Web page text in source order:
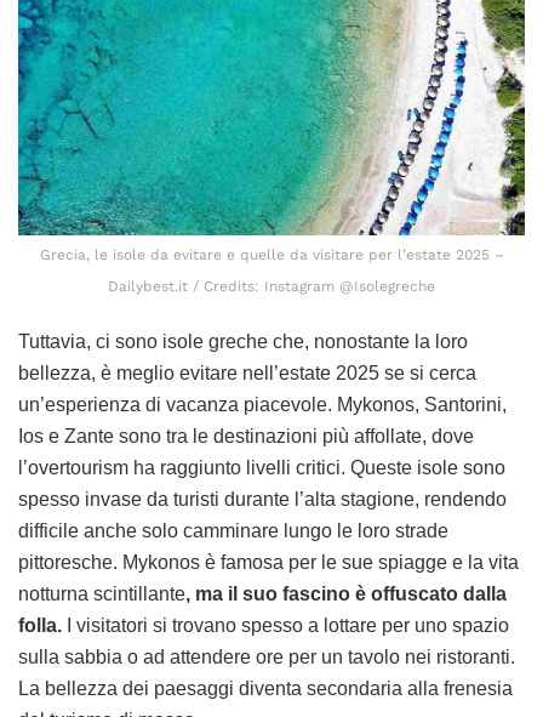
Grecia, le isole da evitare e quelle da visitare per l’estate 2025 –
Dailybest.it / Credits: Instagram @Isolegreche
Tuttavia, ci sono isole greche che, nonostante la loro
bellezza, è meglio evitare nell’estate 2025 se si cerca
un’esperienza di vacanza piacevole. Mykonos, Santorini,
Ios e Zante sono tra le destinazioni più affollate, dove
l’overtourism ha raggiunto livelli critici. Queste isole sono
spesso invase da turisti durante l’alta stagione, rendendo
difficile anche solo camminare lungo le loro strade
pittoresche. Mykonos è famosa per le sue spiagge e la vita
notturna scintillante, ma il suo fascino è offuscato dalla
folla. I visitatori si trovano spesso a lottare per uno spazio
sulla sabbia o ad attendere ore per un tavolo nei ristoranti.
La bellezza dei paesaggi diventa secondaria alla frenesia